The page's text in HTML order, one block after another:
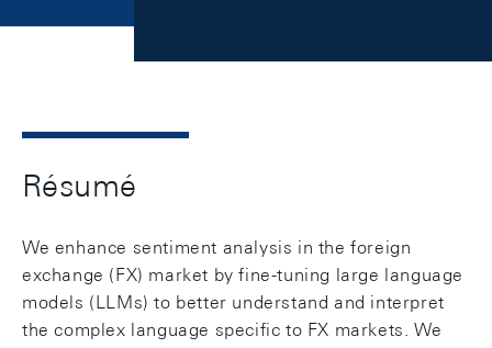
Résumé
We enhance sentiment analysis in the foreign
exchange (FX) market by fine-tuning large language
models (LLMs) to better understand and interpret
the complex language specific to FX markets. We